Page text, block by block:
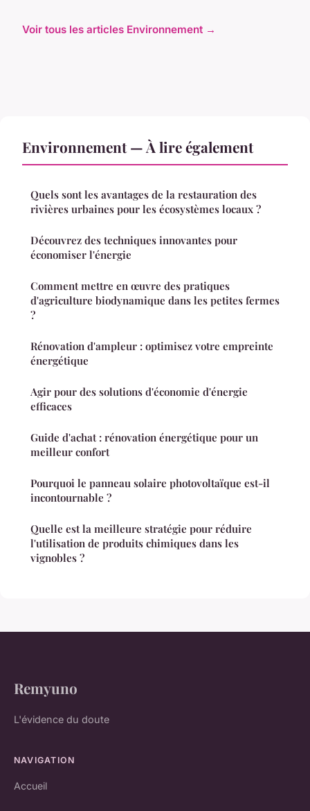
Voir tous les articles Environnement →
Environnement — À lire également
Quels sont les avantages de la restauration des
rivières urbaines pour les écosystèmes locaux ?
Découvrez des techniques innovantes pour
économiser l'énergie
Comment mettre en œuvre des pratiques
d'agriculture biodynamique dans les petites fermes
?
Rénovation d'ampleur : optimisez votre empreinte
énergétique
Agir pour des solutions d'économie d'énergie
efficaces
Guide d'achat : rénovation énergétique pour un
meilleur confort
Pourquoi le panneau solaire photovoltaïque est-il
incontournable ?
Quelle est la meilleure stratégie pour réduire
l'utilisation de produits chimiques dans les
vignobles ?
Remyuno
L'évidence du doute
NAVIGATION
Accueil